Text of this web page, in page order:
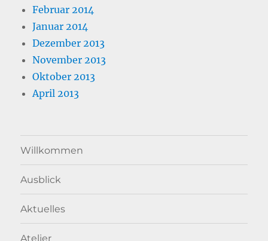
Februar 2014
Januar 2014
Dezember 2013
November 2013
Oktober 2013
April 2013
Willkommen
Ausblick
Aktuelles
Atelier